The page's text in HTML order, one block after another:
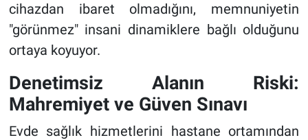
cihazdan ibaret olmadığını, memnuniyetin
"görünmez" insani dinamiklere bağlı olduğunu
ortaya koyuyor.
Denetimsiz Alanın Riski:
Mahremiyet ve Güven Sınavı
Evde sağlık hizmetlerini hastane ortamından